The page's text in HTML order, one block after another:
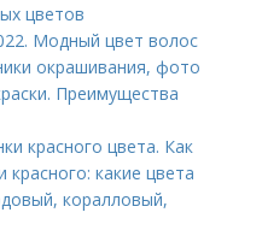
цветов
Модный цвет волос
окрашивания, фото
Преимущества
красного цвета. Как
какие цвета
коралловый,